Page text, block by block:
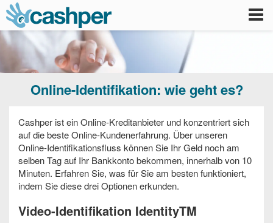
Online-Identifikation: wie geht es?
Cashper ist ein Online-Kreditanbieter und konzentriert sich
auf die beste Online-Kundenerfahrung. Über unseren
Online-Identifikationsfluss können Sie Ihr Geld noch am
selben Tag auf Ihr Bankkonto bekommen, innerhalb von 10
Minuten. Erfahren Sie, was für Sie am besten funktioniert,
indem Sie diese drei Optionen erkunden.
Video-Identifikation IdentityTM